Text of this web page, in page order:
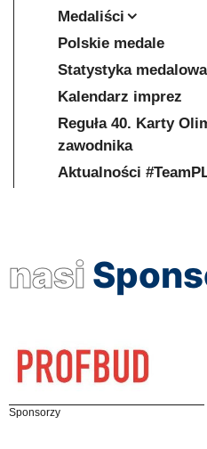
Medaliści
Polskie medale
Statystyka medalowa
Kalendarz imprez
Reguła 40. Karty
zawodnika
Aktualności
nasi
Sponsorzy